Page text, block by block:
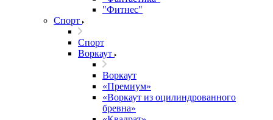
"Фитнес"
Спорт
Спорт
Воркаут
Воркаут
«Премиум»
«Воркаут из оцилиндрованного
бревна»